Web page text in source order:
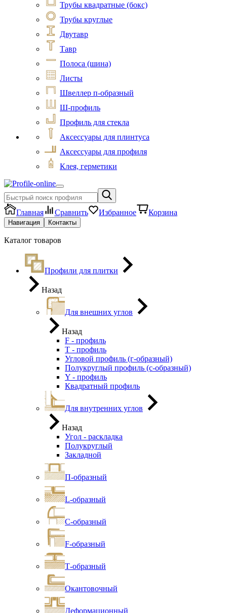
Трубы квадратные (бокс)
Трубы круглые
Двутавр
Тавр
Полоса (шина)
Листы
Швеллер п-образный
Ш-профиль
Профиль для стекла
Аксессуары для плинтуса
Аксессуары для профиля
Клея, герметики
Главная Сравнить Избранное Корзина
Навигация Контакты
Каталог товаров
Профили для плитки
Назад
Для внешних углов
Назад
F - профиль
Т - профиль
Угловой профиль (г-образный)
Полукруглый профиль (с-образный)
Y - профиль
Квадратный профиль
Для внутренних углов
Назад
Угол - раскладка
Полукруглый
Закладной
П-образный
L-образный
С-образный
F-образный
Т-образный
Окантовочный
Деформационный